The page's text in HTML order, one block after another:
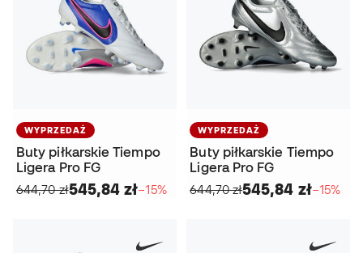
WYPRZEDAŻ
Buty piłkarskie Tiempo
Ligera Pro FG
644,70 zł545,84 zł−15%
WYPRZEDAŻ
Buty piłkarskie Tiempo
Ligera Pro FG
644,70 zł545,84 zł−15%